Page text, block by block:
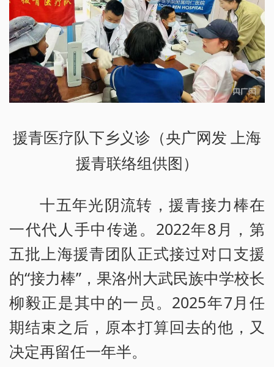
援青医疗队下乡义诊（央广网发 上海
援青联络组供图）
十五年光阴流转，援青接力棒在
一代代人手中传递。2022年8月，第
五批上海援青团队正式接过对口支援
的“接力棒”，果洛州大武民族中学校长
柳毅正是其中的一员。2025年7月任
期结束之后，原本打算回去的他，又
决定再留任一年半。